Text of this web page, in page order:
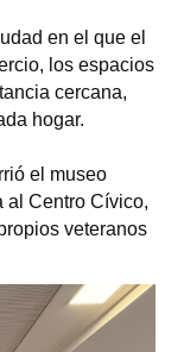
en el que el
los espacios
cercana,
hogar.
el museo
al Centro Cívico,
veteranos